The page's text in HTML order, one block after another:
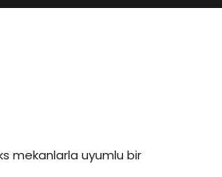
mekanlarla uyumlu bir